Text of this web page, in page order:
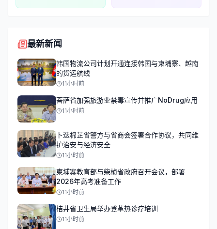
最新新闻
韩国物流公司计划开通连接韩国与柬埔寨、越南
的货运航线
11小时前
菩萨省加强旅游业禁毒宣传并推广NoDrug应用
11小时前
卜迭棉芷省警方与省商会签署合作协议，共同维
护治安与经济安全
11小时前
柬埔寨教育部与柴桢省政府召开会议，部署
2026年高考准备工作
11小时前
桔井省卫生局举办登革热诊疗培训
11小时前